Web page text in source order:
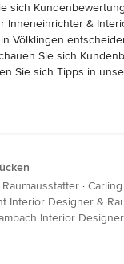
sich
Inneneinrichter &
Völklingen
Sie sich
Sie sich Tipps in
·
Interior Designer &
Interior